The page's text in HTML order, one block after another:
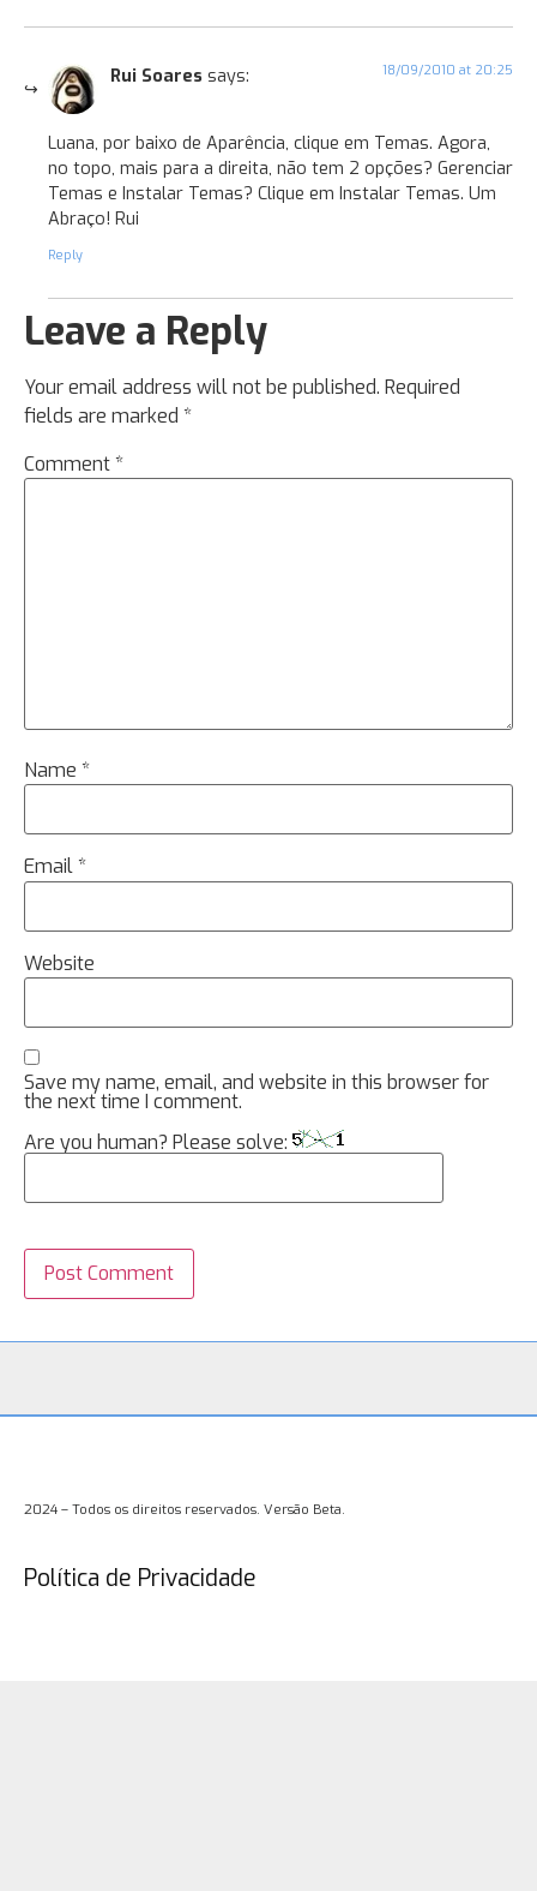
Rui Soares says: 18/09/2010 at 20:25
Luana, por baixo de Aparência, clique em Temas. Agora,
no topo, mais para a direita, não tem 2 opções? Gerenciar
Temas e Instalar Temas? Clique em Instalar Temas. Um
Abraço! Rui
Reply
Leave a Reply
Your email address will not be published. Required
fields are marked *
Comment*
Name *
Email*
Website
Save my name, email, and website in this browser for
the next time I comment.
Are you human? Please solve:
2024 – Todos os direitos reservados. Versão Beta.
Política de Privacidade